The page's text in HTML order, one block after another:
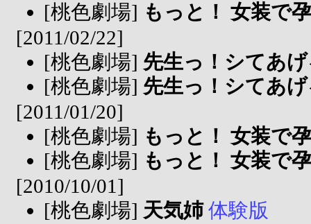
[桃色劇場] もっと！ 女装で
[2011/02/22]
[桃色劇場] 先生っ！シてあ
[桃色劇場] 先生っ！シてあ
[2011/01/20]
[桃色劇場] もっと！ 女装で
[桃色劇場] もっと！ 女装で
[2010/10/01]
[桃色劇場] 天気姉 体験版